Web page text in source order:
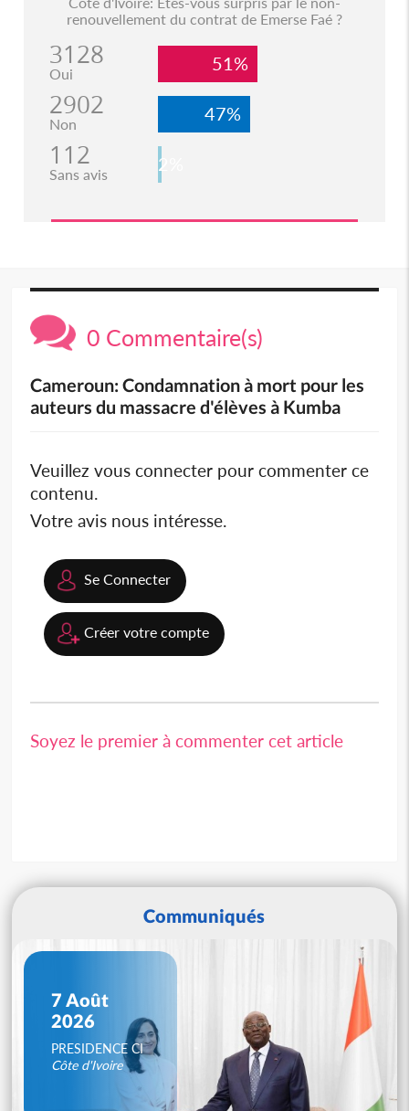
renouvellement du contrat de Emerse Faé ?
3128
Oui 51%
2902
Non 47%
112
Sans avis 2%
0 Commentaire(s)
Cameroun: Condamnation à mort pour les
auteurs du massacre d'élèves à Kumba
Veuillez vous connecter pour commenter ce
contenu.
Votre avis nous intéresse.
Se Connecter
Créer votre compte
Soyez le premier à commenter cet article
Communiqués
7 Août
2026
PRESIDENCE CI
Côte d'Ivoire